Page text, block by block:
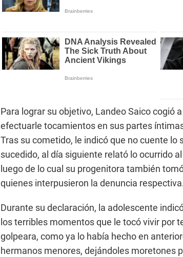
Para lograr su objetivo, Landeo Saico cogió
efectuarle tocamientos en sus partes
Tras su cometido, le indicó que no cuente lo
sucedido, al día siguiente relató lo ocurrido
luego de lo cual su progenitora también
quienes interpusieron la denuncia
Durante su declaración, la adolescente
los terribles momentos que le tocó vivir por
golpeara, como ya lo había hecho en
hermanos menores, dejándoles moretones